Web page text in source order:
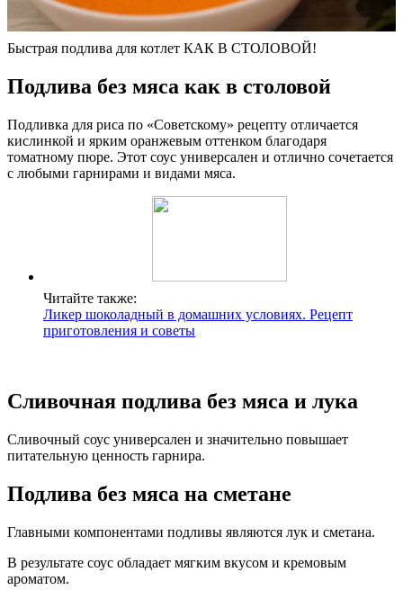
Быстрая подлива для котлет КАК В СТОЛОВОЙ!
Подлива без мяса как в столовой
Подливка для риса по «Советскому» рецепту отличается
кислинкой и ярким оранжевым оттенком благодаря
томатному пюре. Этот соус универсален и отлично сочетается
с любыми гарнирами и видами мяса.
Читайте также:
Ликер шоколадный в домашних условиях. Рецепт
приготовления и советы
Сливочная подлива без мяса и лука
Сливочный соус универсален и значительно повышает
питательную ценность гарнира.
Подлива без мяса на сметане
Главными компонентами подливы являются лук и сметана.
В результате соус обладает мягким вкусом и кремовым
ароматом.